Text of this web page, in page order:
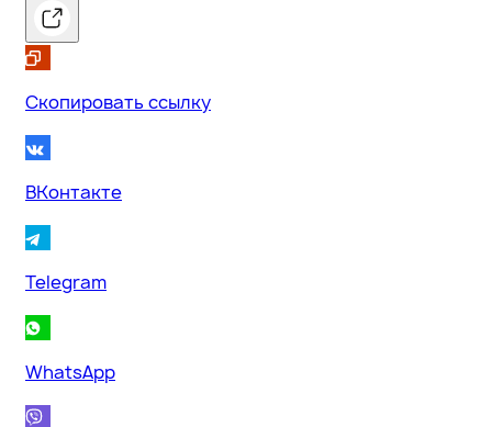
Скопировать ссылку
ВКонтакте
Telegram
WhatsApp